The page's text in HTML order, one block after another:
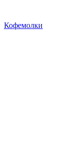
Кофемолки